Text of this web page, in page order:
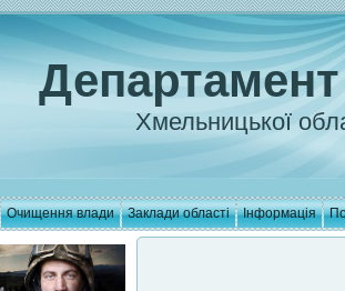
Хмельницької
Очищення влади Заклади області Інформація